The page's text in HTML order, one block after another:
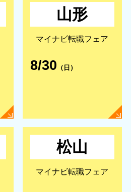
山形
マイナビ転職フェア
8/30 （日）
松山
マイナビ転職フェア